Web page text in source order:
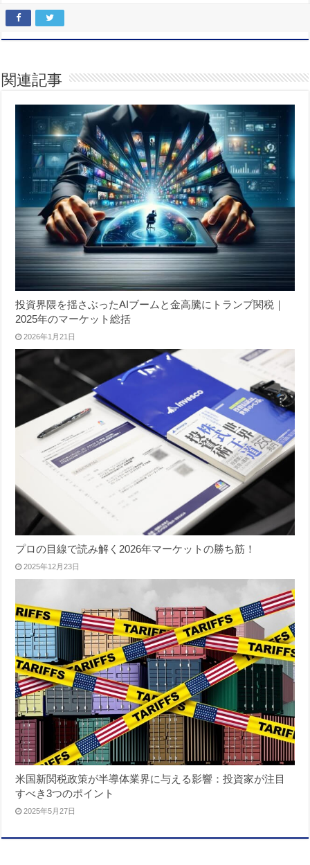
関連記事
投資界隈を揺さぶったAIブームと金高騰にトランプ関税｜
2025年のマーケット総括
2026年1月21日
プロの目線で読み解く2026年マーケットの勝ち筋！
2025年12月23日
米国新関税政策が半導体業界に与える影響：投資家が注目
すべき3つのポイント
2025年5月27日